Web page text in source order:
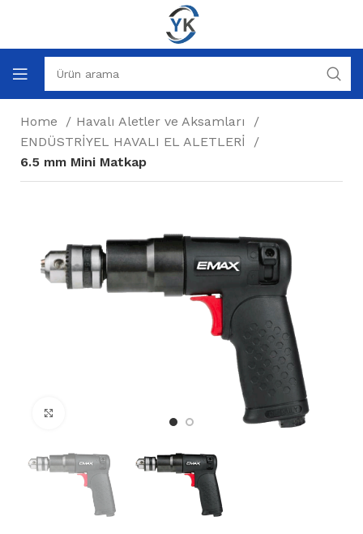
Home
Havalı Aletler ve Aksamları
ENDÜSTRİYEL HAVALI EL ALETLERİ
6.5 mm Mini Matkap